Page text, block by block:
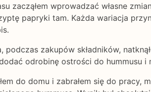
zacząłem wprowadzać własne
papryki tam. Każda wariacja
podczas zakupów składników,
odrobinę ostrości do hummusu i
do domu i zabrałem się do pracy,